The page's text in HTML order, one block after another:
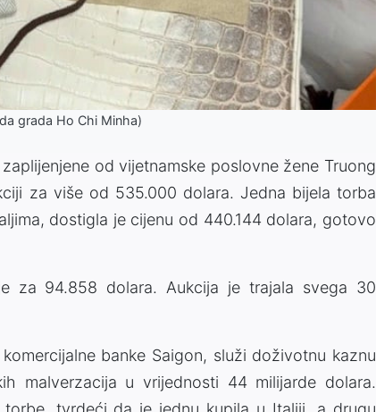
grada Ho Chi Minha)
od vijetnamske poslovne žene Truong
za više od 535.000 dolara. Jedna bijela torba
dostigla je cijenu od 440.144 dolara, gotovo
za 94.858 dolara. Aukcija je trajala svega 30
banke Saigon, služi doživotnu kaznu
malverzacija u vrijednosti 44 milijarde dolara.